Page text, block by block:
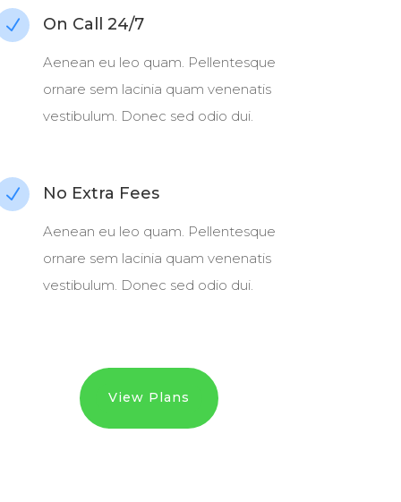
N On Call 24/7
Aenean eu leo quam. Pellentesque
ornare sem lacinia quam venenatis
vestibulum. Donec sed odio dui.
N No Extra Fees
Aenean eu leo quam. Pellentesque
ornare sem lacinia quam venenatis
vestibulum. Donec sed odio dui.
View Plans